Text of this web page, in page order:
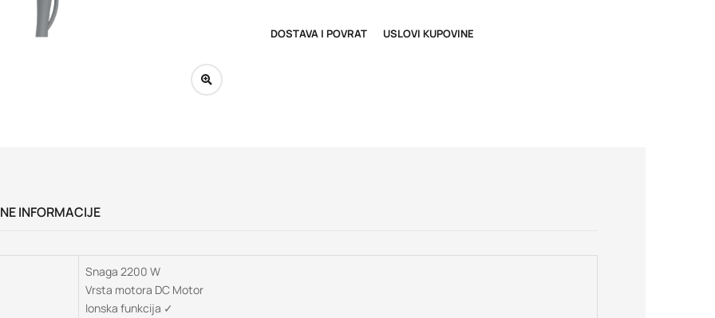
DOSTAVA I POVRAT USLOVI KUPOVINE
INFORMACIJE
Snaga 2200 W
Vrsta motora DC Motor
Ionska funkcija ✓